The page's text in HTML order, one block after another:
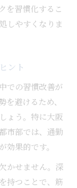
を習慣化するこ
しやすくなりま
ント
での習慣改善が
避けるため、
ょう。特に大阪
市部では、通勤
果的です。
かせません。深
持つことで、筋